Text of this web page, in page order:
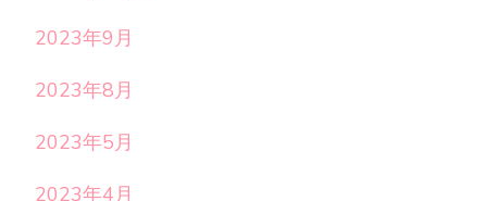
2023年9月
2023年8月
2023年5月
2023年4月